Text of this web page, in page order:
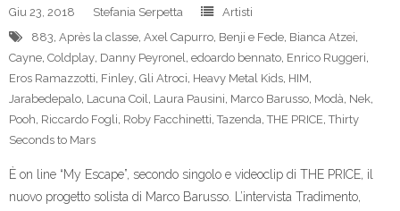
Giu 23, 2018 Stefania Serpetta
Artisti
883, Après la classe, Axel Capurro, Benji e Fede, Bianca Atzei,
Cayne, Coldplay, Danny Peyronel, edoardo bennato, Enrico Ruggeri,
Eros Ramazzotti, Finley, Gli Atroci, Heavy Metal Kids, HIM,
Jarabedepalo, Lacuna Coil, Laura Pausini, Marco Barusso, Modà, Nek,
Pooh, Riccardo Fogli, Roby Facchinetti,Tazenda,THE PRICE,Thirty
Seconds to Mars
È on line “My Escape”, secondo singolo e videoclip di THE PRICE, il
nuovo progetto solista di Marco Barusso. L’intervista Tradimento,